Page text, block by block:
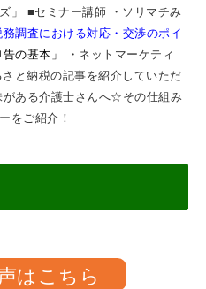
」 ■セミナー講師 ・ソリマチみ
務調査における対応・交渉のポイ
の基本」
・ネットマーケティ
と納税の記事を紹介していただ
ある介護士さんへ☆その仕組み
をご紹介！
はこちら